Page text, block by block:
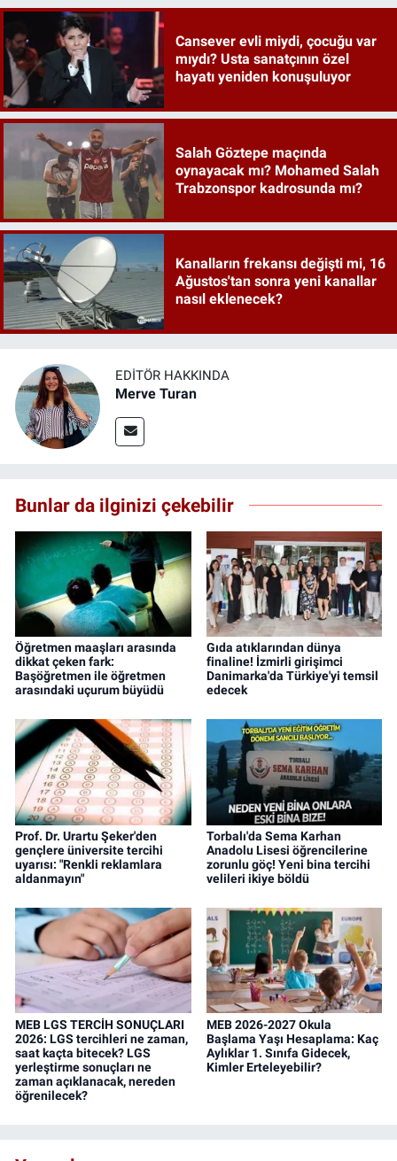
Cansever evli miydi, çocuğu var
mıydı? Usta sanatçının özel
hayatı yeniden konuşuluyor
Salah Göztepe maçında
oynayacak mı? Mohamed Salah
Trabzonspor kadrosunda mı?
Kanalların frekansı değişti mi, 16
Ağustos'tan sonra yeni kanallar
nasıl eklenecek?
EDITÖR HAKKINDA
Merve Turan
Bunlar da ilginizi çekebilir
Öğretmen maaşları arasında
dikkat çeken fark:
Başöğretmen ile öğretmen
arasındaki uçurum büyüdü
Gıda atıklarından dünya
finaline! İzmirli girişimci
Danimarka'da Türkiye'yi temsil
edecek
Prof. Dr. Urartu Şeker'den
gençlere üniversite tercihi
uyarısı: "Renkli reklamlara
aldanmayın"
Torbalı'da Sema Karhan
Anadolu Lisesi öğrencilerine
zorunlu göç! Yeni bina tercihi
velileri ikiye böldü
MEB LGS TERCİH SONUÇLARI
2026: LGS tercihleri ne zaman,
saat kaçta bitecek? LGS
yerleştirme sonuçları ne
zaman açıklanacak, nereden
öğrenilecek?
MEB 2026-2027 Okula
Başlama Yaşı Hesaplama: Kaç
Aylıklar 1. Sınıfa Gidecek,
Kimler Erteleyebilir?